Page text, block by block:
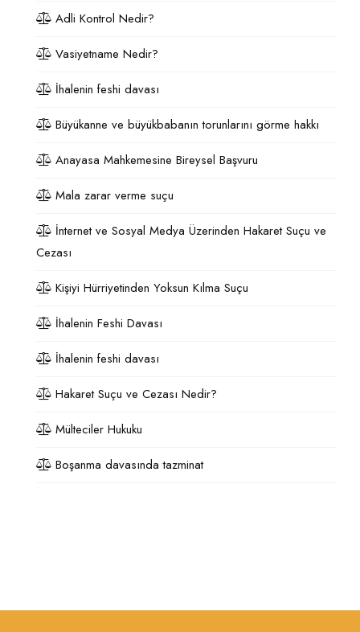
Adli Kontrol Nedir?
Vasiyetname Nedir?
İhalenin feshi davası
Büyükanne ve büyükbabanın torunlarını görme hakkı
Anayasa Mahkemesine Bireysel Başvuru
Mala zarar verme suçu
İnternet ve Sosyal Medya Üzerinden Hakaret Suçu ve
Cezası
Kişiyi Hürriyetinden Yoksun Kılma Suçu
İhalenin Feshi Davası
İhalenin feshi davası
Hakaret Suçu ve Cezası Nedir?
Mülteciler Hukuku
Boşanma davasında tazminat